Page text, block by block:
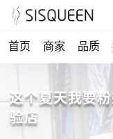
首页 商家 品质
这个夏天我要
验店